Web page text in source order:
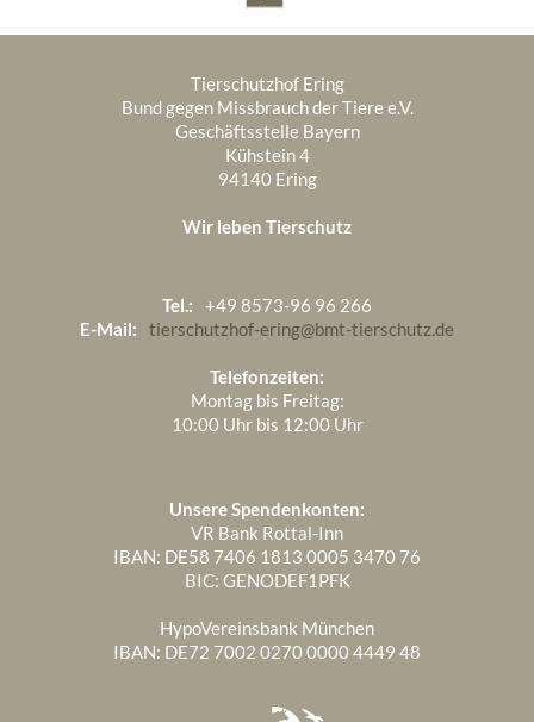
Tierschutzhof Ering
Bund gegen Missbrauch der Tiere e.V.
Geschäftsstelle Bayern
Kühstein 4
94140 Ering
Wir leben Tierschutz
Tel.:
+49 8573-96 96 266
E-Mail:
tierschutzhof-ering@bmt-tierschutz.de
Telefonzeiten:
Montag bis Freitag:
10:00 Uhr bis 12:00 Uhr
Unsere Spendenkonten:
VR Bank Rottal-Inn
IBAN: DE58 7406 1813 0005 3470 76
BIC: GENODEF1PFK
HypoVereinsbank München
IBAN: DE72 7002 0270 0000 4449 48